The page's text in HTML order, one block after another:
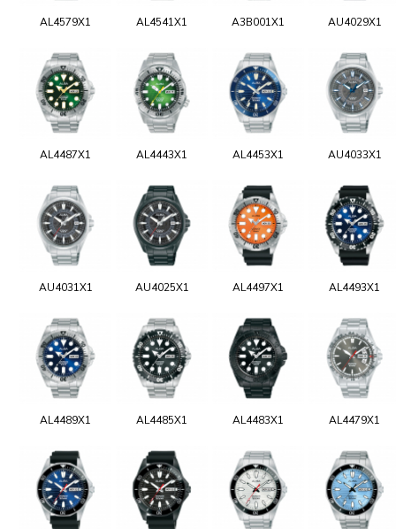
AL4579X1 AL4541X1 A3B001X1 AU4029X1
AL4487X1 AL4443X1 AL4453X1 AU4033X1
AU4031X1 AU4025X1 AL4497X1 AL4493X1
AL4489X1 AL4485X1 AL4483X1 AL4479X1